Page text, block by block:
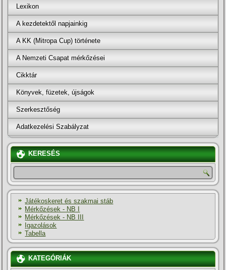
Lexikon
A kezdetektől napjainkig
A KK (Mitropa Cup) története
A Nemzeti Csapat mérkőzései
Cikktár
Könyvek, füzetek, újságok
Szerkesztőség
Adatkezelési Szabályzat
KERESÉS
Játékoskeret és szakmai stáb
Mérkőzések - NB I
Mérkőzések - NB III
Igazolások
Tabella
KATEGÓRIÁK